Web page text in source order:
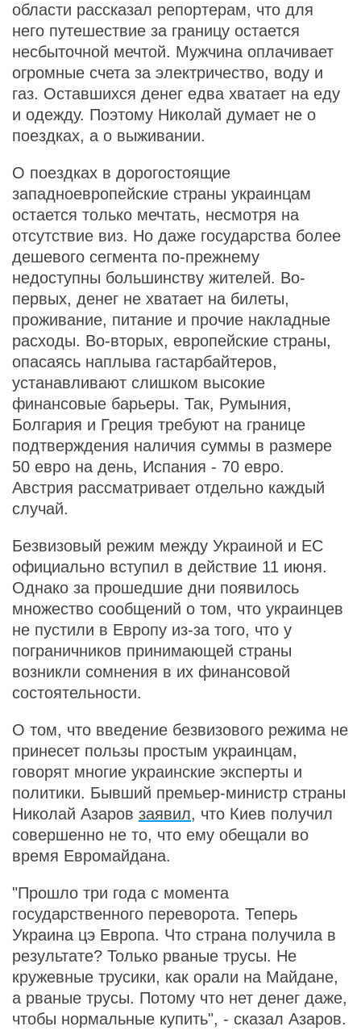
области рассказал репортерам, что для
него путешествие за границу остается
несбыточной мечтой. Мужчина оплачивает
огромные счета за электричество, воду и
газ. Оставшихся денег едва хватает на еду
и одежду. Поэтому Николай думает не о
поездках, а о выживании.
О поездках в дорогостоящие
западноевропейские страны украинцам
остается только мечтать, несмотря на
отсутствие виз. Но даже государства более
дешевого сегмента по-прежнему
недоступны большинству жителей. Во-
первых, денег не хватает на билеты,
проживание, питание и прочие накладные
расходы. Во-вторых, европейские страны,
опасаясь наплыва гастарбайтеров,
устанавливают слишком высокие
финансовые барьеры. Так, Румыния,
Болгария и Греция требуют на границе
подтверждения наличия суммы в размере
50 евро на день, Испания - 70 евро.
Австрия рассматривает отдельно каждый
случай.
Безвизовый режим между Украиной и ЕС
официально вступил в действие 11 июня.
Однако за прошедшие дни появилось
множество сообщений о том, что украинцев
не пустили в Европу из-за того, что у
пограничников принимающей страны
возникли сомнения в их финансовой
состоятельности.
О том, что введение безвизового режима не
принесет пользы простым украинцам,
говорят многие украинские эксперты и
политики. Бывший премьер-министр страны
Николай Азаров заявил, что Киев получил
совершенно не то, что ему обещали во
время Евромайдана.
"Прошло три года с момента
государственного переворота. Теперь
Украина цэ Европа. Что страна получила в
результате? Только рваные трусы. Не
кружевные трусики, как орали на Майдане,
а рваные трусы. Потому что нет денег даже,
чтобы нормальные купить", - сказал Азаров.